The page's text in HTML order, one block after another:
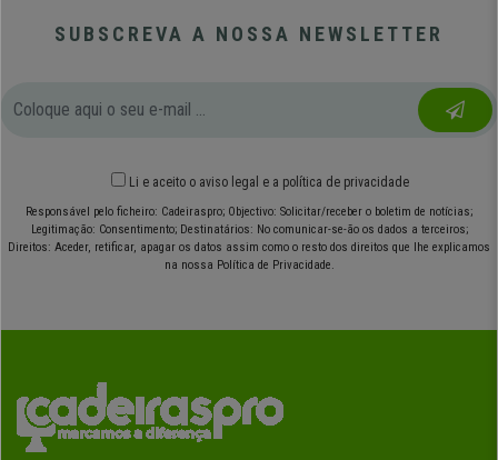
SUBSCREVA A NOSSA NEWSLETTER
Li e aceito o aviso legal e a política de privacidade
Responsável pelo ficheiro: Cadeiraspro; Objectivo: Solicitar/receber o boletim de notícias;
Legitimação: Consentimento; Destinatários: No comunicar-se-ão os dados a terceiros;
Direitos: Aceder, retificar, apagar os datos assim como o resto dos direitos que lhe explicamos
na nossa Política de Privacidade.